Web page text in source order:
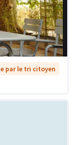
par le tri citoyen